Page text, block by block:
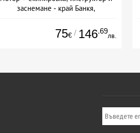
заснемане - край Банкя,
75€ / 146.69
лв.